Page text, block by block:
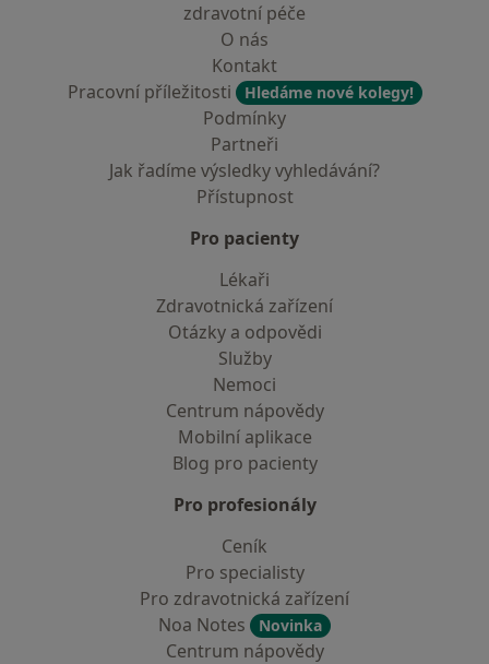
zdravotní péče
O nás
Kontakt
Pracovní příležitosti
Hledáme nové kolegy!
Podmínky
Partneři
Jak řadíme výsledky vyhledávání?
Přístupnost
Pro pacienty
Lékaři
Zdravotnická zařízení
Otázky a odpovědi
Služby
Nemoci
Centrum nápovědy
Mobilní aplikace
Blog pro pacienty
Pro profesionály
Ceník
Pro specialisty
Pro zdravotnická zařízení
Noa Notes
Novinka
Centrum nápovědy